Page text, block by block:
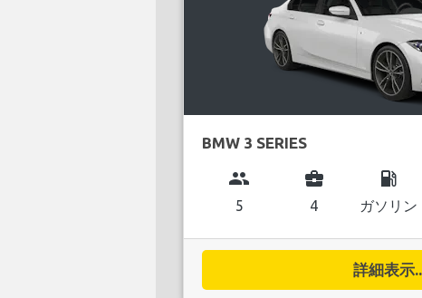
BMW 3 SERIES
group
5
business_center
4
local_gas_station
ガソリン
詳細表示